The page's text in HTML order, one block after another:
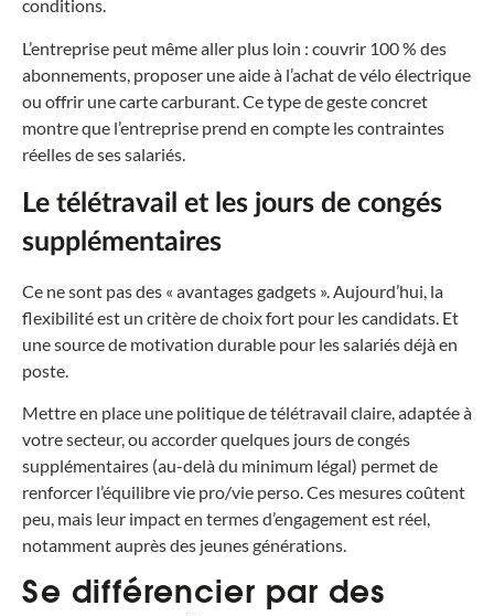
conditions.
L’entreprise peut même aller plus loin : couvrir 100 % des
abonnements, proposer une aide à l’achat de vélo électrique
ou offrir une carte carburant. Ce type de geste concret
montre que l’entreprise prend en compte les contraintes
réelles de ses salariés.
Le télétravail et les jours de congés
supplémentaires
Ce ne sont pas des « avantages gadgets ». Aujourd’hui, la
flexibilité est un critère de choix fort pour les candidats. Et
une source de motivation durable pour les salariés déjà en
poste.
Mettre en place une politique de télétravail claire, adaptée à
votre secteur, ou accorder quelques jours de congés
supplémentaires (au-delà du minimum légal) permet de
renforcer l’équilibre vie pro/vie perso. Ces mesures coûtent
peu, mais leur impact en termes d’engagement est réel,
notamment auprès des jeunes générations.
Se différencier par des